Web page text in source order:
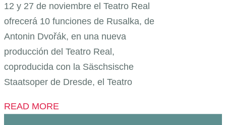
12 y 27 de noviembre el Teatro Real
ofrecerá 10 funciones de Rusalka, de
Antonin Dvořák, en una nueva
producción del Teatro Real,
coproducida con la Säschsische
Staatsoper de Dresde, el Teatro
READ MORE